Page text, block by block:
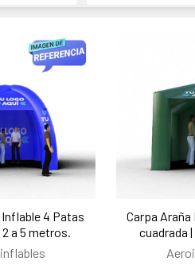
4 Patas
2 a 5 metros.
Carpa
cuadrada